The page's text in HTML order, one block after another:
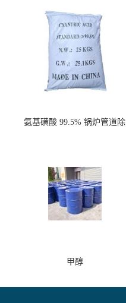
氨基磺酸 99.5% 锅炉管道除
甲醇